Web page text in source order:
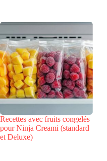
Recettes avec fruits congelés
pour Ninja Creami (standard
et Deluxe)